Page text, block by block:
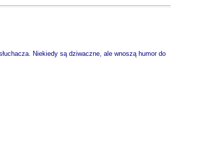
Niekiedy są dziwaczne, ale wnoszą humor do